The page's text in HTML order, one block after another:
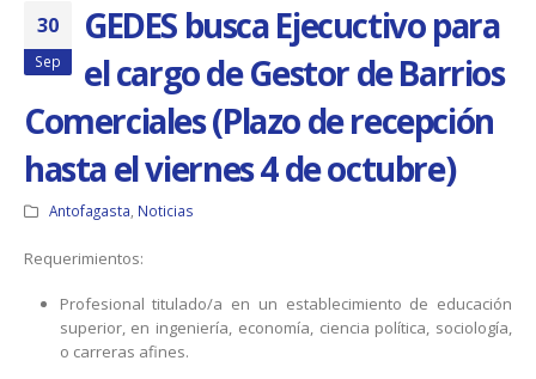
30
Sep
GEDES busca Ejecuctivo para
el cargo de Gestor de Barrios
Comerciales (Plazo de recepción
hasta el viernes 4 de octubre)
Antofagasta Noticias
Requerimientos:
Profesional titulado/a en un establecimiento de educación
superior, en ingeniería, economía, ciencia política, sociología,
o carreras afines.